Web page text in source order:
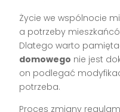
Życie we wspólnocie
a potrzeby
Dlatego warto
domowego nie jest
on podlegać
potrzeba.
Proces zmiany